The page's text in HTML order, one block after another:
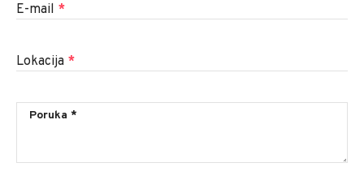
E-mail *
Lokacija *